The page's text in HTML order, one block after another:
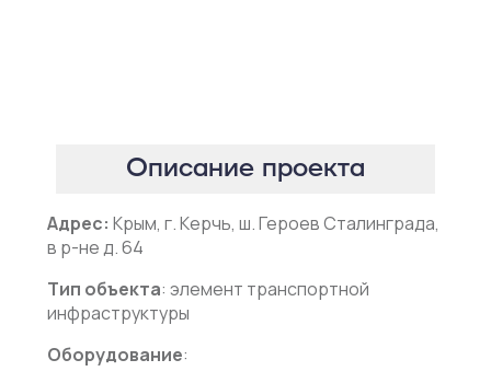
Описание проекта
Адрес: Крым, г. Керчь, ш. Героев Сталинграда,
в р-не д. 64
Тип объекта: элемент транспортной
инфраструктуры
Оборудование: